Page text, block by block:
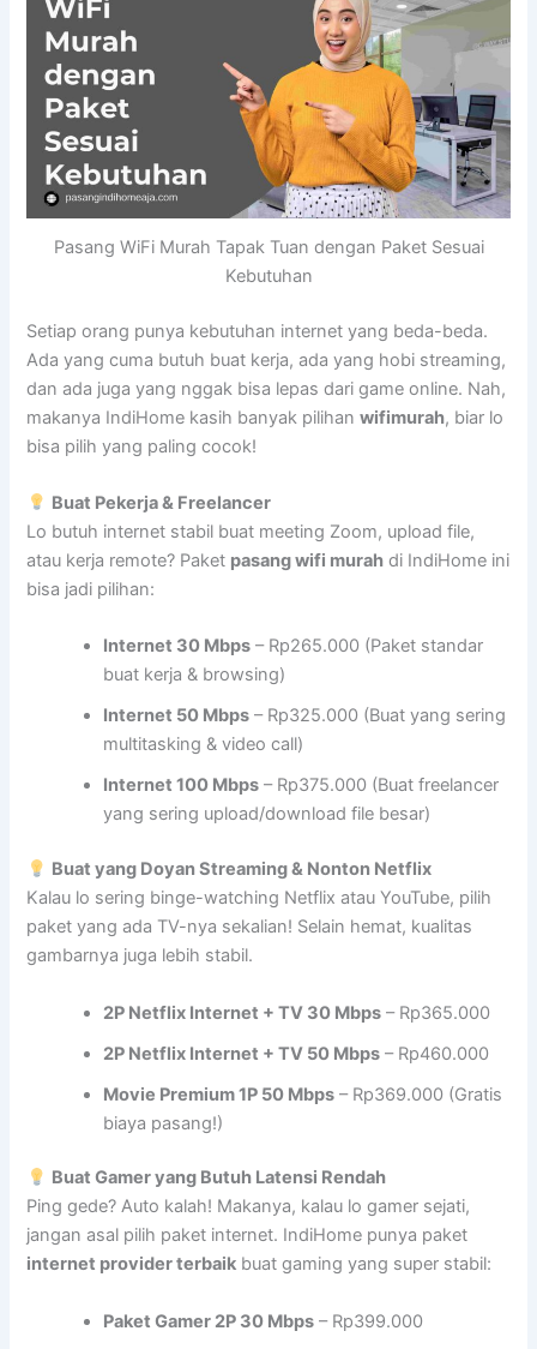
Pasang WiFi Murah Tapak Tuan dengan Paket Sesuai
Kebutuhan
Setiap orang punya kebutuhan internet yang beda-beda.
Ada yang cuma butuh buat kerja, ada yang hobi streaming,
dan ada juga yang nggak bisa lepas dari game online. Nah,
makanya IndiHome kasih banyak pilihanwifimurah, biar lo
bisa pilih yang paling cocok!
Buat Pekerja & Freelancer
Lo butuh internet stabil buat meeting Zoom, upload file,
atau kerja remote? Paket pasang wifi murah di IndiHome ini
bisa jadi pilihan:
Internet 30 Mbps – Rp265.000 (Paket standar
buat kerja & browsing)
Internet 50 Mbps – Rp325.000 (Buat yang sering
multitasking & video call)
Internet 100 Mbps – Rp375.000 (Buat freelancer
yang sering upload/download file besar)
Buat yang Doyan Streaming & Nonton Netflix
Kalau lo sering binge-watching Netflix atau YouTube, pilih
paket yang ada TV-nya sekalian! Selain hemat, kualitas
gambarnya juga lebih stabil.
2P Netflix Internet + TV 30 Mbps – Rp365.000
2P Netflix Internet + TV 50 Mbps – Rp460.000
Movie Premium 1P 50 Mbps – Rp369.000 (Gratis
biaya pasang!)
Buat Gamer yang Butuh Latensi Rendah
Ping gede? Auto kalah! Makanya, kalau lo gamer sejati,
jangan asal pilih paket internet. IndiHome punya paket
internet provider terbaik buat gaming yang super stabil:
Paket Gamer 2P 30 Mbps – Rp399.000